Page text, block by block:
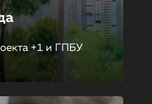
+1 и ГПБУ